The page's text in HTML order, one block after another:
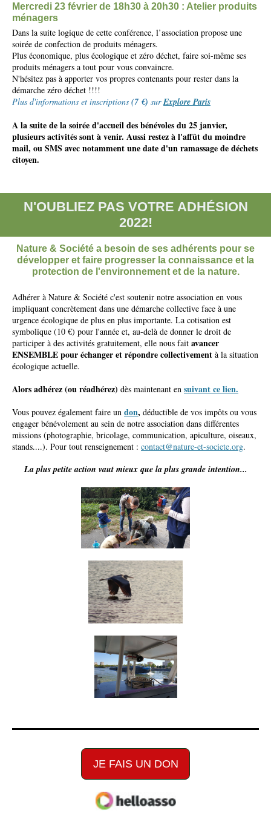
Mercredi 23 février de 18h30 à 20h30 : Atelier produits
ménagers
Dans la suite logique de cette conférence, l’association propose une
soirée de confection de produits ménagers.
Plus économique, plus écologique et zéro déchet, faire soi-même ses
produits ménagers a tout pour vous convaincre.
N'hésitez pas à apporter vos propres contenants pour rester dans la
démarche zéro déchet !!!!
Plus d'informations et inscriptions (7 €) surExplore Paris
A la suite de la soirée d'accueil des bénévoles du 25 janvier,
plusieurs activités sont à venir. Aussi restez à l'affût du moindre
mail, ou SMS avec notamment une date d'un ramassage de déchets
citoyen.
N'OUBLIEZ PAS VOTRE ADHÉSION
2022!
Nature & Société a besoin de ses adhérents pour se
développer et faire progresser la connaissance et la
protection de l'environnement et de la nature.
Adhérer à Nature & Société c'est soutenir notre association en vous
impliquant concrètement dans une démarche collective face à une
urgence écologique de plus en plus importante. La cotisation est
symbolique (10 €) pour l'année et, au-delà de donner le droit de
participer à des activités gratuitement, elle nous fait avancer
ENSEMBLE pour échanger et répondre collectivement à la situation
écologique actuelle.
Alors adhérez (ou réadhérez) dès maintenant en suivant ce lien.
Vous pouvez également faire un don, déductible de vos impôts ou vous
engager bénévolement au sein de notre association dans différentes
missions (photographie, bricolage, communication, apiculture, oiseaux,
stands....). Pour tout renseignement : contact@nature-et-societe.org.
La plus petite action vaut mieux que la plus grande intention...
JE FAIS UN DON